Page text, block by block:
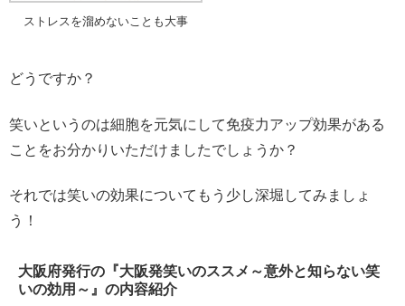
ストレスを溜めないことも大事
どうですか？
笑いというのは細胞を元気にして免疫力アップ効果がある
ことをお分かりいただけましたでしょうか？
それでは笑いの効果についてもう少し深堀してみましょ
う！
大阪府発行の『大阪発笑いのススメ～意外と知らない笑
いの効用～』の内容紹介